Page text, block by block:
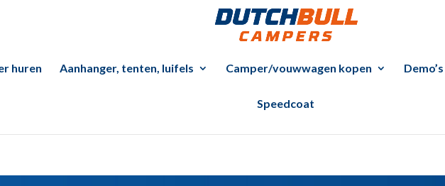
huren Aanhanger, tenten, luifels Camper/vouwwagen kopen
Speedcoat